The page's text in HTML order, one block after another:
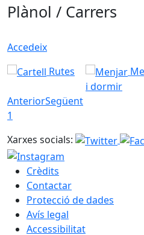
Plànol / Carrers
Accedeix
Rutes
i dormir
AnteriorSegüent
1
Xarxes socials:
Crèdits
Contactar
Protecció de dades
Avís legal
Accessibilitat